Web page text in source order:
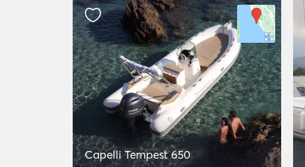
Capelli Tempest 650